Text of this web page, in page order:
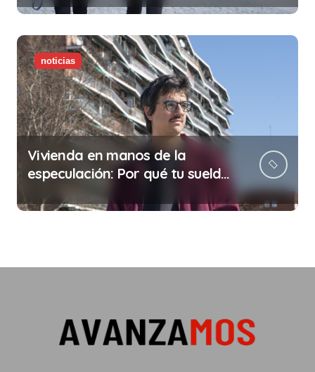
noticias
Vivienda en manos de la
especulación: Por qué tu sueldo